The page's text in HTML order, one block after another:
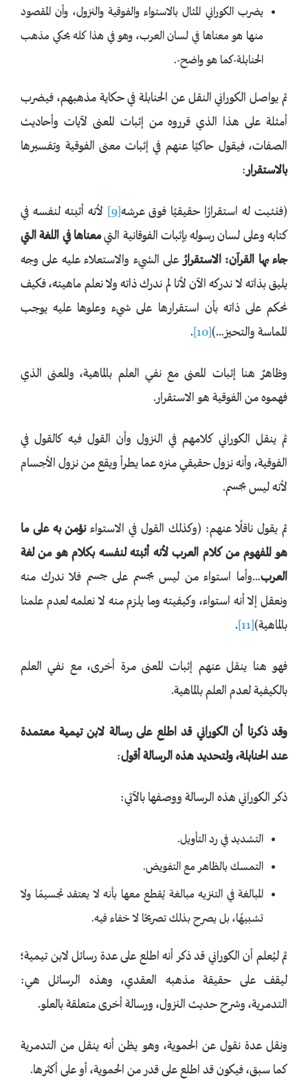
يضرب الكوراني المثال بالاستواء والفوقية والنزول، وأن المقصود
منها هو معناها في لسان العرب، وهو في هذا كله يحكي مذهب
الحنابلة-كما هو واضح-.
ثم يواصل الكوراني النقل عن الحنابلة في حكاية مذهبهم، فيضرب
أمثلة على هذا الذي قرروه من إثبات المعنى لآيات وأحاديث
الصفات، فيقول حاكيًا عنهم في إثبات معنى الفوقية وتفسيرها
بالاستقرار:
(فنثبت له استقرارًا حقيقيًا فوق عرشه[9]
لأنه أثبته لنفسه في
كتابه وعلى لسان رسوله بإثبات الفوقانية التيمعناها في اللغة التي
جاء بها القرآن: الاستقرارُعلى الشيء والاستعلاء عليه على وجه
يليق بذاته لا ندركه الآن لأنا لم ندرك ذاته ولا نعلم ماهيته، فكيف
نحكم على ذاته بأن استقرارها على شيء وعلوها عليه يوجب
المماسة والتحيز…)[10]
.
وظاهرٌ هنا إثبات المعنى مع نفي العلم بالماهية، والمعنى الذي
فهموه من الفوقية هو الاستقرار.
ثم ينقل الكوراني كلامهم في النزول وأن القول فيه كالقول في
الفوقية، وأنه نزول حقيقي منزه عما يطرأ ويقع من نزول الأجسام
لأنه ليس بجسم.
ثم يقول ناقلًا عنهم: (وكذلك القول في الاستواءنؤمن به على ما
هو المفهوم من كلام العرب لأنه أثبته لنفسه بكلام هو من لغة
العرب…وأما استواء من ليس بجسم على جسم فلا ندرك منه
ونعقل إلا أنه استواء، وكيفيته وما يلزم منه لا نعلمه لعدم علمنا
بالماهية)[11]
.
فهو هنا ينقل عنهم إثبات المعنى مرة أخرى، مع نفي العلم
بالكيفية لعدم العلم بالماهية.
وقد ذكرنا أن الكوراني قد اطلع على رسالة لابن تيمية معتمدة
عند الحنابلة، ولتحديد هذه الرسالة أقول:
ذكر الكوراني هذه الرسالة ووصفها بالآتي:
التشديد في رد التأويل.
التمسك بالظاهر مع التفويض.
المبالغة في التنزيه مبالغة يُقطع معها بأنه لا يعتقد تجسيمًا ولا
تشبيهًا، بل يصرح بذلك تصريحًا لا خفاء فيه.
ثم ليُعلم أن الكوراني قد ذكر أنه اطلع على عدة رسائل لابن تيمية؛
ليقف على حقيقة مذهبه العقدي، وهذه الرسائل هي:
التدمرية، وشرح حديث النزول، ورسالة أخرى متعلقة بالعلو.
ونقل عدة نقول عن الحموية، وهو يظن أنه ينقل من التدمرية
كما سبق، فيكون قد اطلع على قدر من الحموية، أو على أكثرها.